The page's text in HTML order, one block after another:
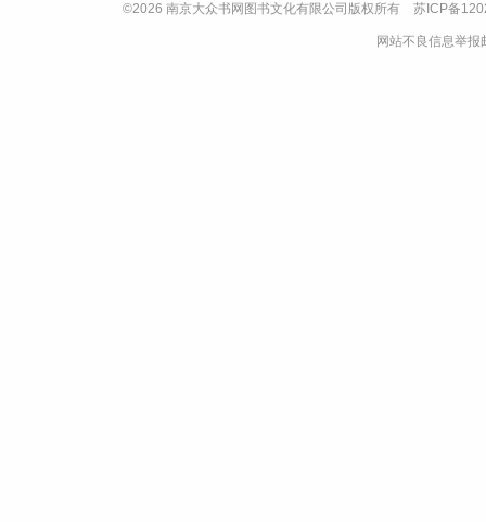
©2026 南京大众书网图书文化有限公司版权所有 苏ICP备
网站不良信息举